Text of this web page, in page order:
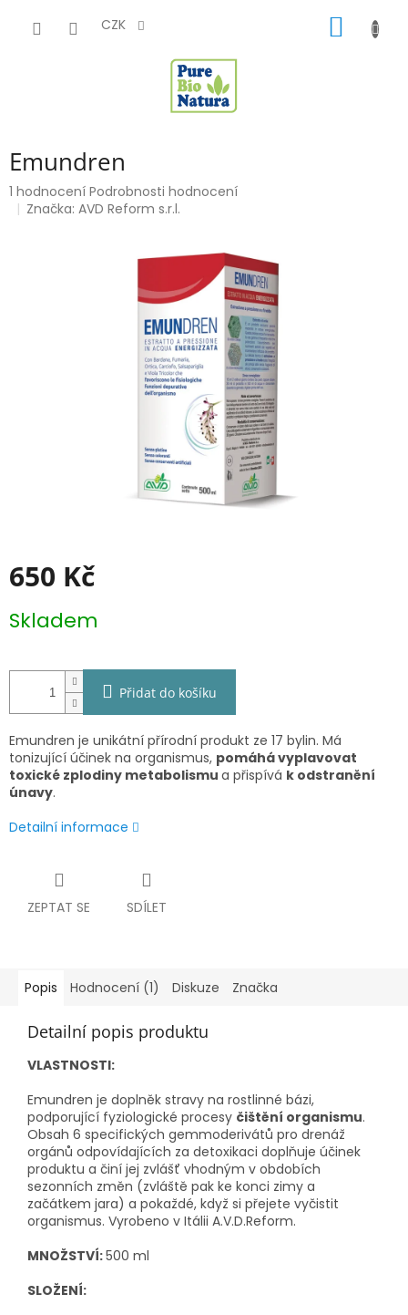
CZK
Emundren
Průměrné
hodnocení
1 hodnocení Podrobnosti hodnocení
Značka:AVD Reform s.r.l.
650 Kč
cena:
Skladem
Přidat do košíku
Emundren je unikátní přírodní produkt ze 17 bylin. Má
tonizující účinek na organismus, pomáhá vyplavovat
toxické zplodiny metabolismu a přispívá k odstranění
únavy.
Detailní informace
ZEPTAT SE SDÍLET
Popis Hodnocení (1) Diskuze Značka
Detailní popis produktu
VLASTNOSTI:
Emundren je doplněk stravy na rostlinné bázi,
podporující fyziologické procesy čištění organismu.
Obsah 6 specifických gemmoderivátů pro drenáž
orgánů odpovídajících za detoxikaci doplňuje účinek
produktu a činí jej zvlášť vhodným v obdobích
sezonních změn (zvláště pak ke konci zimy a
začátkem jara) a pokaždé, když si přejete vyčistit
organismus. Vyrobeno v Itálii A.V.D.Reform.
MNOŽSTVÍ:500 ml
SLOŽENÍ: